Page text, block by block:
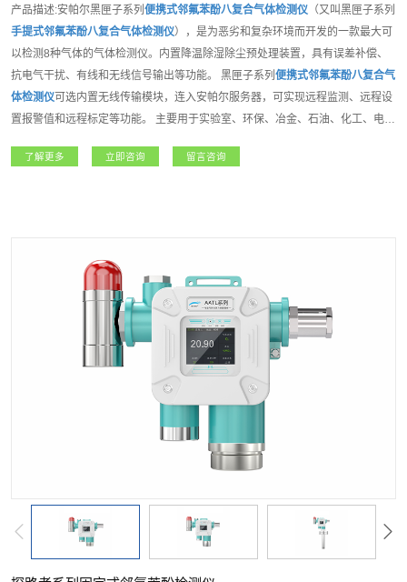
产品描述:安帕尔黑匣子系列 便携式邻氟苯酚八复合气体检测仪 （又叫黑匣子系列
手提式邻氟苯酚八复合气体检测仪），是为恶劣和复杂环境而开发的一款最大可
以检测8种气体的气体检测仪。内置降温除湿除尘预处理装置，具有误差补偿、
抗电气干扰、有线和无线信号输出等功能。 黑匣子系列 便携式邻氟苯酚八复合气
体检测仪可选内置无线传输模块，连入安帕尔服务器，可实现远程监测、远程设
置报警值和远程标定等功能。 主要用于实验室、环保、冶金、石油、化工、电
气体等各种气体的检测。产品功能强大，支持客户各种需求。
了解更多 立即咨询 留言咨询